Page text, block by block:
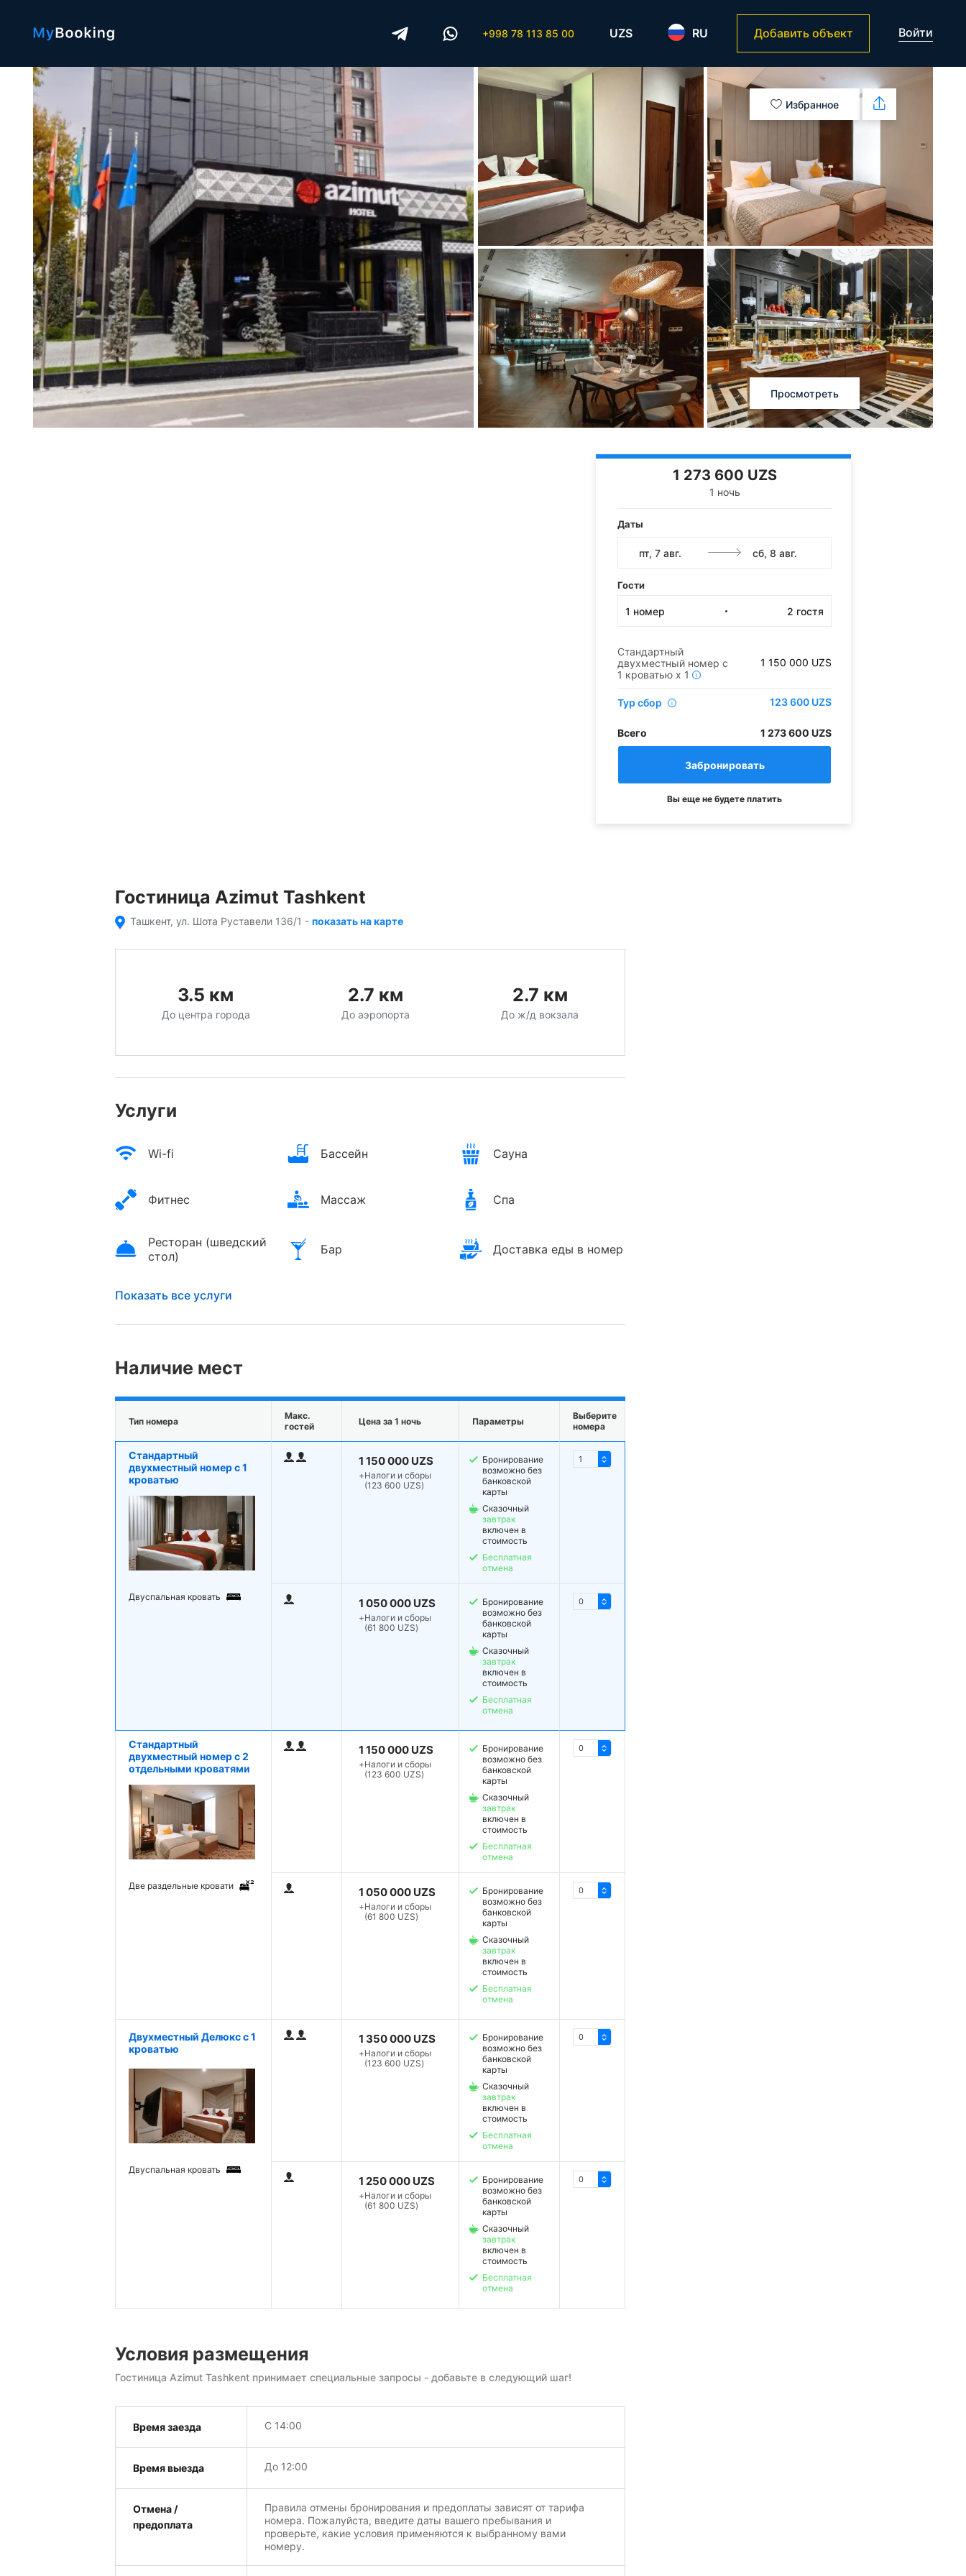
+998 78 113 85 00 UZS RU Добавить объект Войти
Избранное
Просмотреть
1 273 600 UZS
1 ночь
Даты
Гости
1 номер 2 гостя
Стандартный
двухместный номер с
1 кроватью x 1 i
1 150 000 UZS
Тур сбор i 123 600 UZS
Всего 1 273 600 UZS
Вы еще не будете платить
Гостиница Azimut Tashkent
Ташкент, ул. Шота Руставели 136/1 - показать на карте
3.5 км
До центра города
2.7 км
До аэропорта
2.7 км
До ж/д вокзала
Услуги
Wi-fi Бассейн Сауна
Фитнес Массаж Спа
Ресторан (шведский
стол)
Бар Доставка еды в номер
Показать все услуги
Наличие мест
Тип номера
Макс.
гостей
Цена за 1 ночь Параметры
Выберите
номера
Стандартный
двухместный номер с 1
кроватью
Двуспальная кровать
1 150 000 UZS
+Налоги и сборы
(123 600 UZS)
1 050 000 UZS
+Налоги и сборы
(61 800 UZS)
Бронирование
возможно без
банковской
карты
Сказочный
завтрак
включен в
стоимость
Бесплатная
отмена
Бронирование
возможно без
банковской
карты
Сказочный
завтрак
включен в
стоимость
Бесплатная
отмена
Стандартный
двухместный номер с 2
отдельными кроватями
Две раздельные кровати
1 150 000 UZS
+Налоги и сборы
(123 600 UZS)
1 050 000 UZS
+Налоги и сборы
(61 800 UZS)
Бронирование
возможно без
банковской
карты
Сказочный
завтрак
включен в
стоимость
Бесплатная
отмена
Бронирование
возможно без
банковской
карты
Сказочный
завтрак
включен в
стоимость
Бесплатная
отмена
Двухместный Делюкс с 1
кроватью
Двуспальная кровать
1 350 000 UZS
+Налоги и сборы
(123 600 UZS)
1 250 000 UZS
+Налоги и сборы
(61 800 UZS)
Бронирование
возможно без
банковской
карты
Сказочный
завтрак
включен в
стоимость
Бесплатная
отмена
Бронирование
возможно без
банковской
карты
Сказочный
завтрак
включен в
стоимость
Бесплатная
отмена
Условия размещения
Гостиница Azimut Tashkent принимает специальные запросы - добавьте в следующий шаг!
Время заезда С 14:00
Время выезда До 12:00
Отмена /
предоплата
Правила отмены бронирования и предоплаты зависят от тарифа
номера. Пожалуйста, введите даты вашего пребывания и
проверьте, какие условия применяются к выбранному вами
номеру.